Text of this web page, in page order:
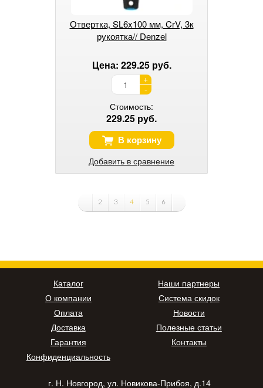
Отвертка, SL6x100 мм, CrV, 3к
рукоятка// Denzel
Цена: 229.25 руб.
+
-
Стоимость:
229.25 руб.
В корзину
Добавить в сравнение
2 3 4 5 6
Каталог
О компании
Оплата
Доставка
Гарантия
Конфиденциальность
Наши партнеры
Система скидок
Новости
Полезные статьи
Контакты
г. Н. Новгород, ул. Новикова-Прибоя, д.14